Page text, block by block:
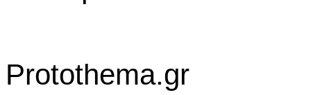
Protothema.gr